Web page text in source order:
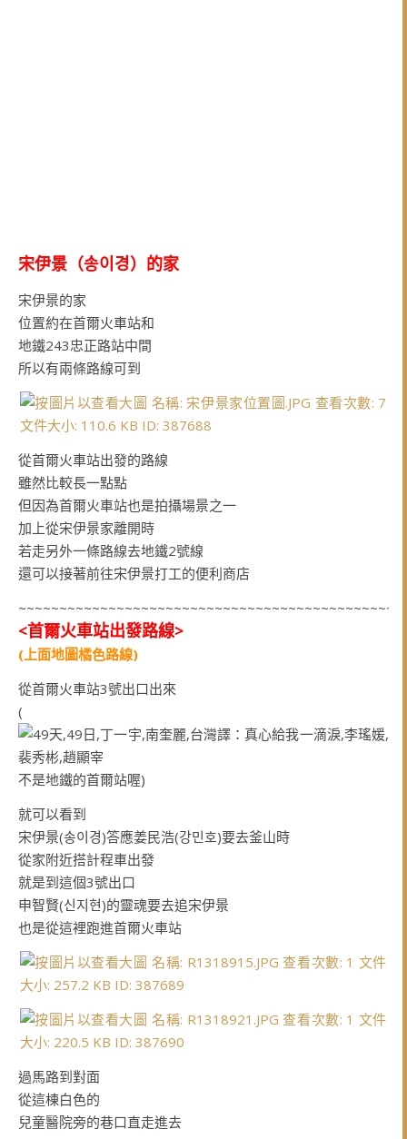
宋伊景（송이경）的家
宋伊景的家
位置約在首爾火車站和
地鐵243忠正路站中間
所以有兩條路線可到
從首爾火車站出發的路線
雖然比較長一點點
但因為首爾火車站也是拍攝場景之一
加上從宋伊景家離開時
若走另外一條路線去地鐵2號線
還可以接著前往宋伊景打工的便利商店
~~~~~~~~~~~~~~~~~~~~~~~~~~~~~~~~~~~~~~~~~~~~~~~
<首爾火車站出發路線>
(上面地圖橘色路線)
從首爾火車站3號出口出來
(
不是地鐵的首爾站喔)
就可以看到
宋伊景(송이경)答應姜民浩(강민호)要去釜山時
從家附近搭計程車出發
就是到這個3號出口
申智賢(신지현)的靈魂要去追宋伊景
也是從這裡跑進首爾火車站
過馬路到對面
從這棟白色的
兒童醫院旁的巷口直走進去